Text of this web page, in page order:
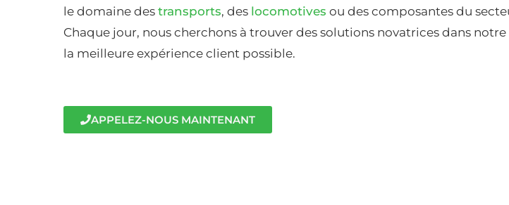
le domaine des transports, des locomotives ou des composantes du
Chaque jour, nous cherchons à trouver des solutions novatrices dans
la meilleure expérience client possible.
APPELEZ-NOUS MAINTENANT